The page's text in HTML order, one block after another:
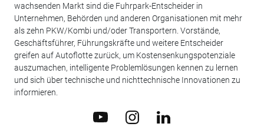
wachsenden Markt sind die Fuhrpark-Entscheider in
Unternehmen, Behörden und anderen Organisationen mit mehr
als zehn PKW/Kombi und/oder Transportern. Vorstände,
Geschäftsführer, Führungskräfte und weitere Entscheider
greifen auf Autoflotte zurück, um Kostensenkungspotenziale
auszumachen, intelligente Problemlösungen kennen zu lernen
und sich über technische und nichttechnische Innovationen zu
informieren.